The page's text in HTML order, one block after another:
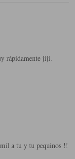
rápidamente jiji.
a tu y tu pequinos !!